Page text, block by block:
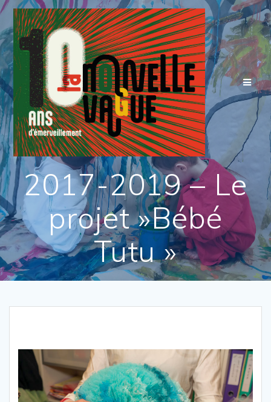
Skip
to
content
2017-2019 – Le
projet »Bébé
Tutu »